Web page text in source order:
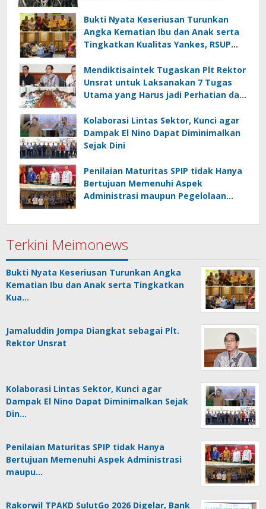
Pangan
Bukti Nyata Keseriusan Turunkan
Angka Kematian Ibu dan Anak serta
Tingkatkan Kualitas Yankes, RSUP
Nasional
Mendiktisaintek Tugaskan Plt Rektor
Unsrat untuk Laksanakan 7 Tugas
Utama yang Harus jadi Perhatian dan
Kolaborasi Lintas Sektor, Kunci agar
Dampak El Nino Dapat Diminimalkan
Sejak Dini
Penilaian Maturitas SPIP tidak Hanya
Bertujuan Memenuhi Aspek
Administrasi maupun Pegelolaan
Terkini Meimonews
Bukti Nyata Keseriusan Turunkan Angka
Kematian Ibu dan Anak serta Tingkatkan
Kua…
Jamaluddin Jompa Diangkat sebagai Plt.
Rektor Unsrat
Kolaborasi Lintas Sektor, Kunci agar
Dampak El Nino Dapat Diminimalkan Sejak
Din…
Penilaian Maturitas SPIP tidak Hanya
Bertujuan Memenuhi Aspek Administrasi
maupu…
Rakorwil TPAKD SulutGo 2026 Digelar, Bank